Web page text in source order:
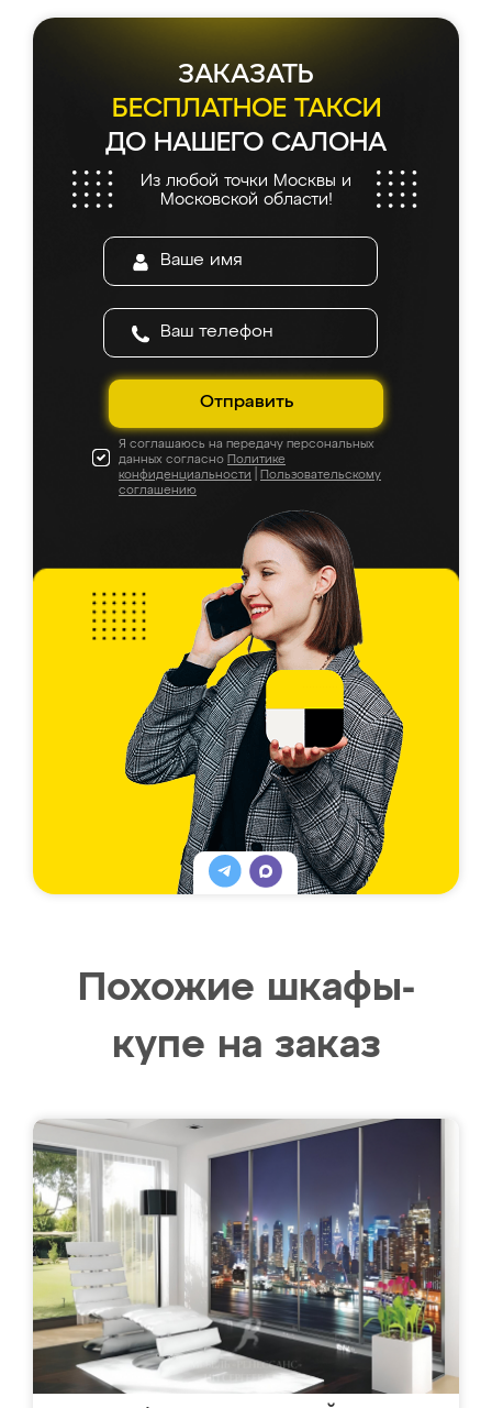
ЗАКАЗАТЬ
БЕСПЛАТНОЕ ТАКСИ
ДО НАШЕГО САЛОНА
Из любой точки Москвы и
Московской области!
Отправить
Я соглашаюсь на передачу персональных
данных согласно Политике
конфиденциальности
Пользовательскому
соглашению
Похожие шкафы-
купе на заказ